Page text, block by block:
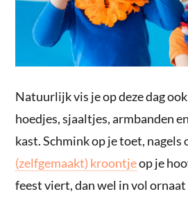
Natuurlijk vis je op deze dag
hoedjes, sjaaltjes, armbanden
kast. Schmink op je toet, nagels
(zelfgemaakt) kroontjeop je
feest viert, dan wel in vol